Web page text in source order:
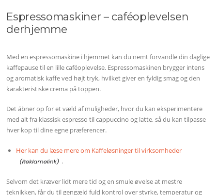
Espressomaskiner – caféoplevelsen
derhjemme
Med en espressomaskine i hjemmet kan du nemt forvandle din daglige
kaffepause til en lille caféoplevelse. Espressomaskinen brygger intens
og aromatisk kaffe ved højt tryk, hvilket giver en fyldig smag og den
karakteristiske crema på toppen.
Det åbner op for et væld af muligheder, hvor du kan eksperimentere
med alt fra klassisk espresso til cappuccino og latte, så du kan tilpasse
hver kop til dine egne præferencer.
Her kan du læse mere om Kaffeløsninger til virksomheder
.
Selvom det kræver lidt mere tid og en smule øvelse at mestre
teknikken, får du til gengæld fuld kontrol over styrke, temperatur og